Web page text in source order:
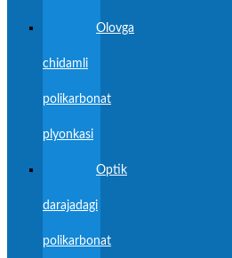
Olovga
chidamli
polikarbonat
plyonkasi
Optik
darajadagi
polikarbonat